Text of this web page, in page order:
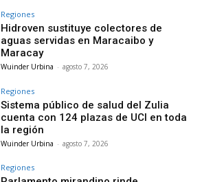
Regiones
Hidroven sustituye colectores de
aguas servidas en Maracaibo y
Maracay
Wuinder Urbina - agosto 7, 2026
Regiones
Sistema público de salud del Zulia
cuenta con 124 plazas de UCI en toda
la región
Wuinder Urbina - agosto 7, 2026
Regiones